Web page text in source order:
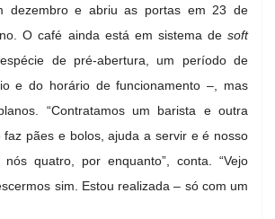
dezembro e abriu as portas em 23 de
O café ainda está em sistema de soft
de pré-abertura, um período de
e do horário de funcionamento– , mas
“Contratamos um barista e outra
faz pães e bolos, ajuda a servir e é nosso
quatro, por enquanto”, conta. “Vejo
sim. Estou realizada – só com um